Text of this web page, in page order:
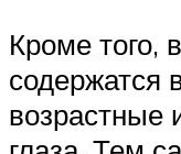
Кроме того,
содержатся
возрастные